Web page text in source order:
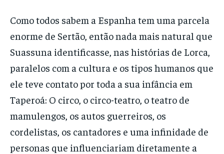
Como todos sabem a Espanha tem uma parcela
enorme de Sertão, então nada mais natural que
Suassuna identificasse, nas histórias de Lorca,
paralelos com a cultura e os tipos humanos que
ele teve contato por toda a sua infância em
Taperoá: O circo, o circo-teatro, o teatro de
mamulengos, os autos guerreiros, os
cordelistas, os cantadores e uma infinidade de
personas que influenciariam diretamente a